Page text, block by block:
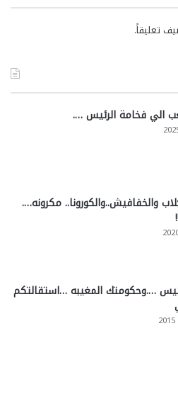
تعليقاً.
الي فخامة الرئيس ….
والخفافيش..والكورونا.. مكرونه….
….وحكومتك المغيبه …استقالتكم